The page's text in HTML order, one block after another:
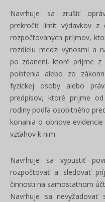
Navrhuje sa zrušiť
prekročiť limit výdavkov z
rozpočtovaných príjmov,
rozdielu medzi výnosmi a
po zdanení, ktoré prijme z
poistenia alebo zo
fyzickej osoby alebo
predpisov, ktoré prijme
rodiny podľa osobitného
konania o obnove
vzťahov k nim.
Navrhuje sa vypustiť
rozpočtovať a sledovať
činnosti na samostatnom
Navrhuje sa nevyžadovať